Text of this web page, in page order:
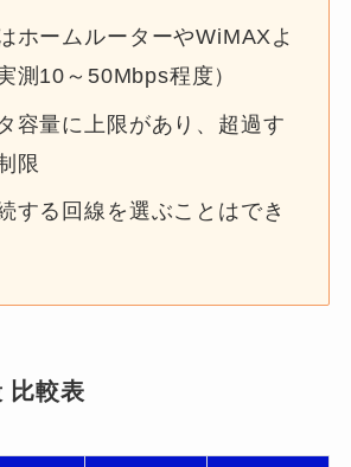
ホームルーターやWiMAXよ
測10～50Mbps程度）
容量に上限があり、超過す
限
する回線を選ぶことはでき
比較表